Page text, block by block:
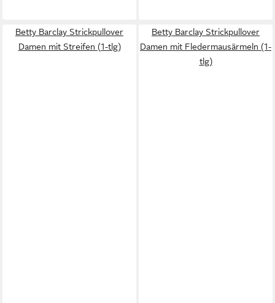
Betty Barclay Strickpullover
Damen mit Streifen (1-tlg)
Betty Barclay Strickpullover
Damen mit Fledermausärmeln (1-
tlg)